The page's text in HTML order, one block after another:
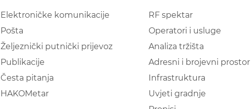
Elektroničke komunikacije
Pošta
Željeznički putnički prijevoz
Publikacije
Česta pitanja
HAKOMetar
RF spektar
Operatori i usluge
Analiza tržišta
Adresni i brojevni prostor
Infrastruktura
Uvjeti gradnje